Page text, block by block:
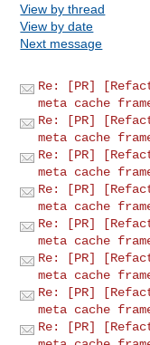
View by thread
View by date
Next message
Re: [PR]
meta cache
Re: [PR]
meta cache
Re: [PR]
meta cache
Re: [PR]
meta cache
Re: [PR]
meta cache
Re: [PR]
meta cache
Re: [PR]
meta cache
Re: [PR]